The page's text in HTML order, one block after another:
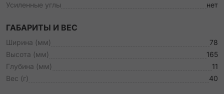
Усиленные углы
нет
ГАБАРИТЫ И ВЕС
Ширина (мм)
78
Высота (мм)
165
Глубина (мм)
11
Вес (г)
40